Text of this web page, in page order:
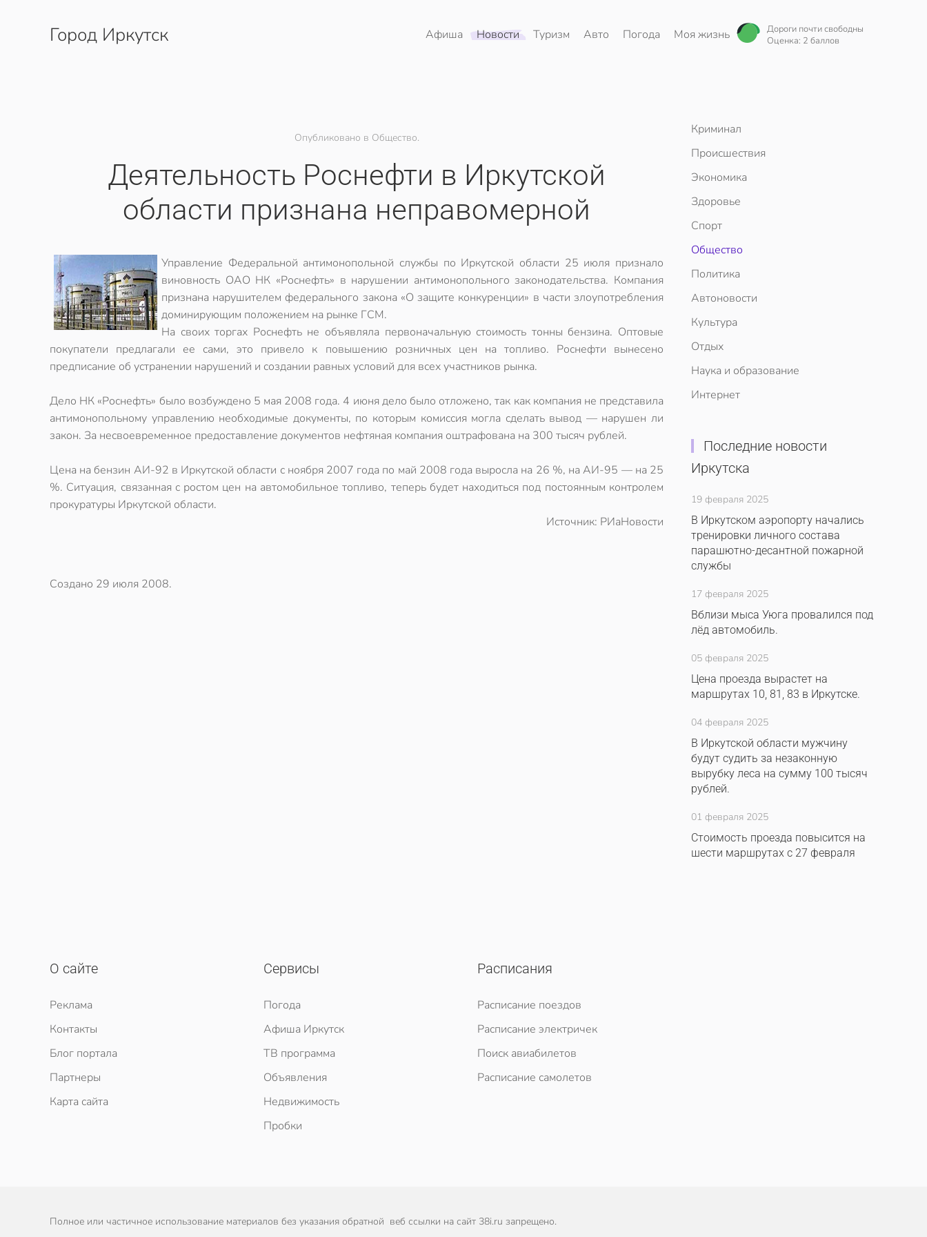
Перейти к содержимому
Город Иркутск Афиша Новости Туризм Авто Погода Моя жизнь
Дороги почти свободны
Оценка: 2 баллов
Опубликовано в Общество.
Деятельность Роснефти в Иркутской
области признана неправомерной
Управление Федеральной антимонопольной службы по Иркутской области 25 июля признало
виновность ОАО НК «Роснефть» в нарушении антимонопольного законодательства. Компания
признана нарушителем федерального закона «О защите конкуренции» в части злоупотребления
доминирующим положением на рынке ГСМ.
На своих торгах Роснефть не объявляла первоначальную стоимость тонны бензина. Оптовые
покупатели предлагали ее сами, это привело к повышению розничных цен на топливо. Роснефти вынесено
предписание об устранении нарушений и создании равных условий для всех участников рынка.
Дело НК «Роснефть» было возбуждено 5 мая 2008 года. 4 июня дело было отложено, так как компания не представила
антимонопольному управлению необходимые документы, по которым комиссия могла сделать вывод — нарушен ли
закон. За несвоевременное предоставление документов нефтяная компания оштрафована на 300 тысяч рублей.
Цена на бензин АИ-92 в Иркутской области с ноября 2007 года по май 2008 года выросла на 26 %, на АИ-95 — на 25
%. Cитуация, связанная с ростом цен на автомобильное топливо, теперь будет находиться под постоянным контролем
прокуратуры Иркутской области.
Источник: РИаНовости
Создано 29 июля 2008.
Криминал
Происшествия
Экономика
Здоровье
Спорт
Общество
Политика
Автоновости
Культура
Отдых
Наука и образование
Интернет
Последние новости
Иркутска
19 февраля 2025
В Иркутском аэропорту начались
тренировки личного состава
парашютно-десантной пожарной
службы
17 февраля 2025
Вблизи мыса Уюга провалился под
лёд автомобиль.
05 февраля 2025
Цена проезда вырастет на
маршрутах 10, 81, 83 в Иркутске.
04 февраля 2025
В Иркутской области мужчину
будут судить за незаконную
вырубку леса на сумму 100 тысяч
рублей.
01 февраля 2025
Стоимость проезда повысится на
шести маршрутах с 27 февраля
О сайте
Реклама
Контакты
Блог портала
Партнеры
Карта сайта
Сервисы
Погода
Афиша Иркутск
ТВ программа
Объявления
Недвижимость
Пробки
Расписания
Расписание поездов
Расписание электричек
Поиск авиабилетов
Расписание самолетов
Полное или частичное использование материалов без указания обратной веб ссылки на сайт 38i.ru запрещено.